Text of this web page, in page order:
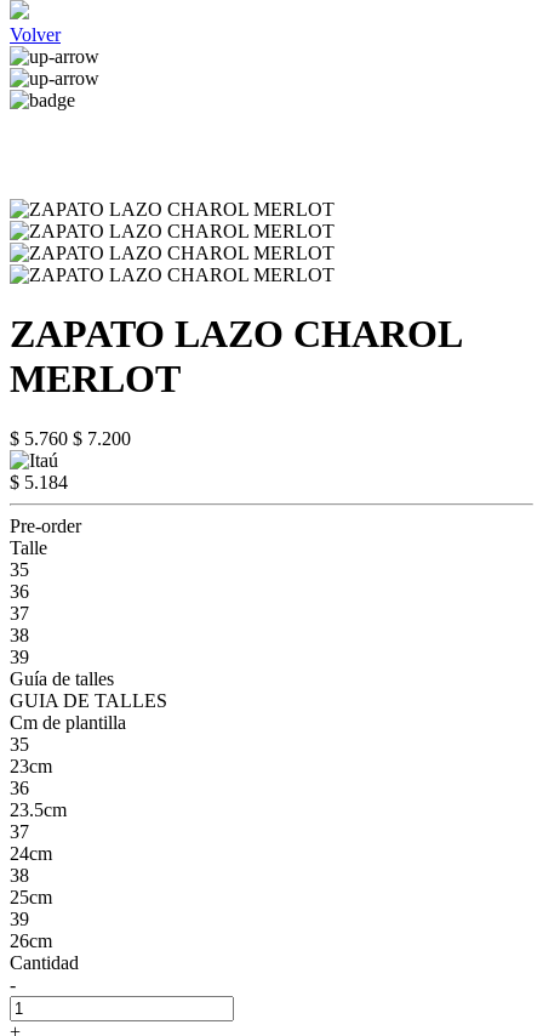
Volver
ZAPATO LAZO CHAROL
MERLOT
$ 5.760 $ 7.200
$ 5.184
Pre-order
Talle
35
36
37
38
39
Guía de talles
GUIA DE TALLES
Cm de plantilla
35
23cm
36
23.5cm
37
24cm
38
25cm
39
26cm
Cantidad
-
+